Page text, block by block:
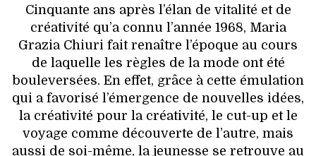
Cinquante ans après l’élan de vitalité et de
créativité qu’a connu l’année 1968, Maria
Grazia Chiuri fait renaître l’époque au cours
de laquelle les règles de la mode ont été
bouleversées. En effet, grâce à cette émulation
qui a favorisé l’émergence de nouvelles idées,
la créativité pour la créativité, le cut-up et le
voyage comme découverte de l’autre, mais
aussi de soi-même, la jeunesse se retrouve au